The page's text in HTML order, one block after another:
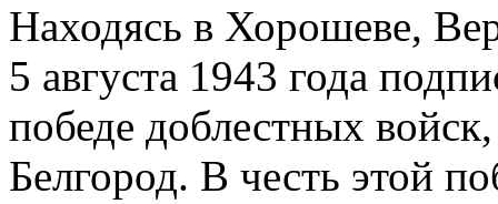
Находясь в Хорошеве,
5 августа 1943 года
победе доблестных
Белгород. В честь этой